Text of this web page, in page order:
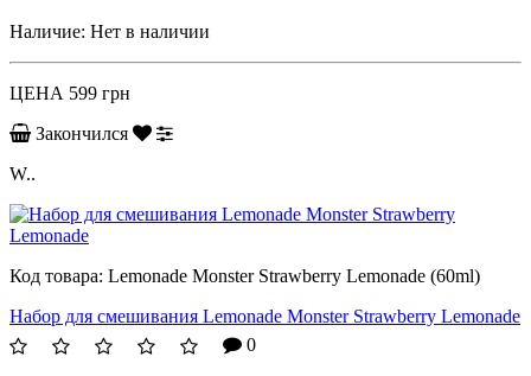
Наличие: Нет в наличии
ЦЕНА 599 грн
Закончился
W..
Код товара: Lemonade Monster Strawberry Lemonade (60ml)
Набор для смешивания Lemonade Monster Strawberry Lemonade
0